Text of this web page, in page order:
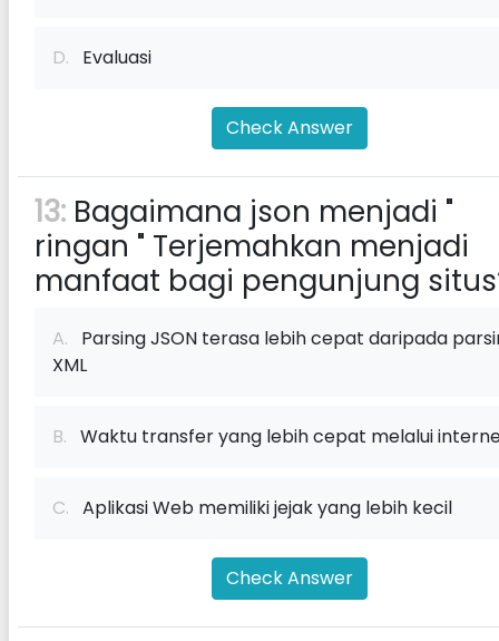
D. Evaluasi
Check Answer
13: Bagaimana json menjadi "
ringan " Terjemahkan menjadi
manfaat bagi pengunjung
A. Parsing JSON terasa lebih cepat daripada
XML
B. Waktu transfer yang lebih cepat melalui
C. Aplikasi Web memiliki jejak yang lebih kecil
Check Answer